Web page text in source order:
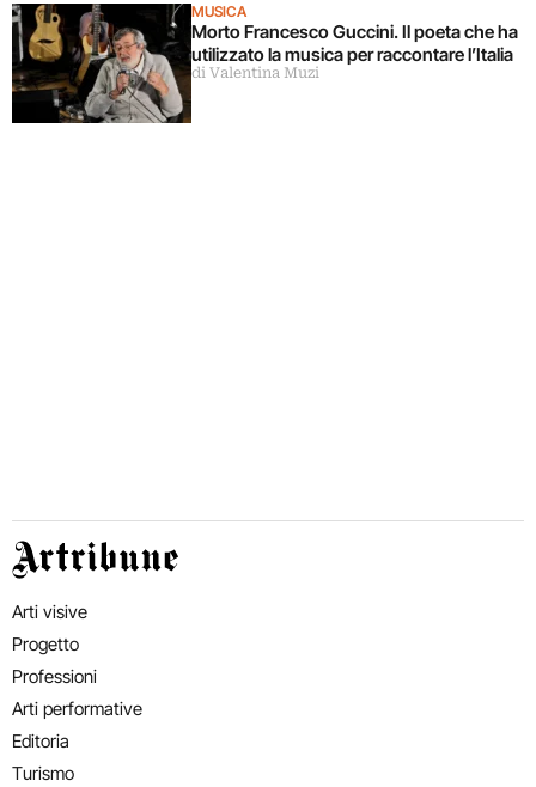
MUSICA
Morto Francesco Guccini. Il poeta che ha
utilizzato la musica per raccontare l’Italia
di Valentina Muzi
Artribune
Arti visive
Progetto
Professioni
Arti performative
Editoria
Turismo